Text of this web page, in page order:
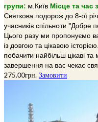
групи: м.Київ Місце та час
Святкова подорож до 8-ої
учасників спільноти "Добре
Цього разу ми пропонуємо
із довгою та цікавою
побачити найбільш цікаві
завершення на вас чекає
275.00грн. Замовити